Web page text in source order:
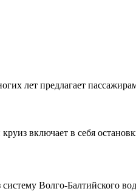
лет предлагает
включает в себя
Волго-Балтийского